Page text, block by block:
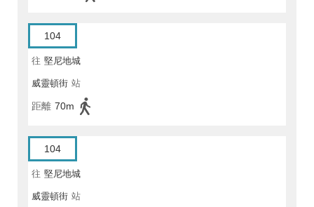
104
往 堅尼地城
威靈頓街 站
距離 70m
104
往 堅尼地城
威靈頓街 站